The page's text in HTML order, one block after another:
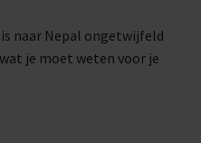
naar Nepal ongetwijfeld
je moet weten voor je